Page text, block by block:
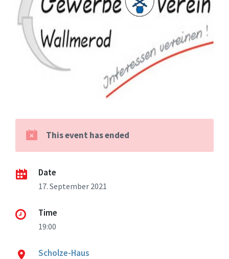
This event has ended
Date
17. September 2021
Time
19:00
Scholze-Haus